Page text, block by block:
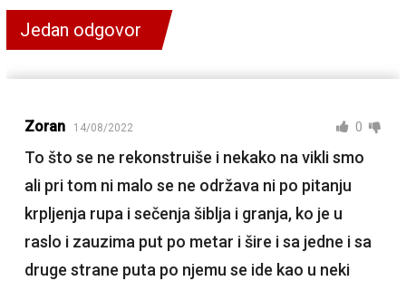
Jedan odgovor
Zoran 14/08/2022 0
To što se ne rekonstruiše i nekako na vikli smo
ali pri tom ni malo se ne održava ni po pitanju
krpljenja rupa i sečenja šiblja i granja, ko je u
raslo i zauzima put po metar i šire i sa jedne i sa
druge strane puta po njemu se ide kao u neki